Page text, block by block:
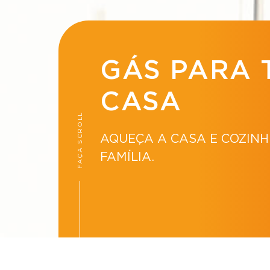
FAÇA SCROLL
GÁS PARA
CASA
AQUEÇA A CASA E
FAMÍLIA.